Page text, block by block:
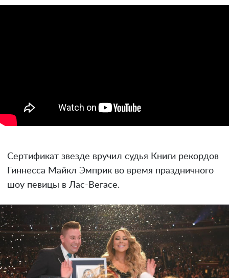
Сертификат звезде вручил судья Книги рекордов
Гиннесса Майкл Эмприк во время праздничного
шоу певицы в Лас-Вегасе.